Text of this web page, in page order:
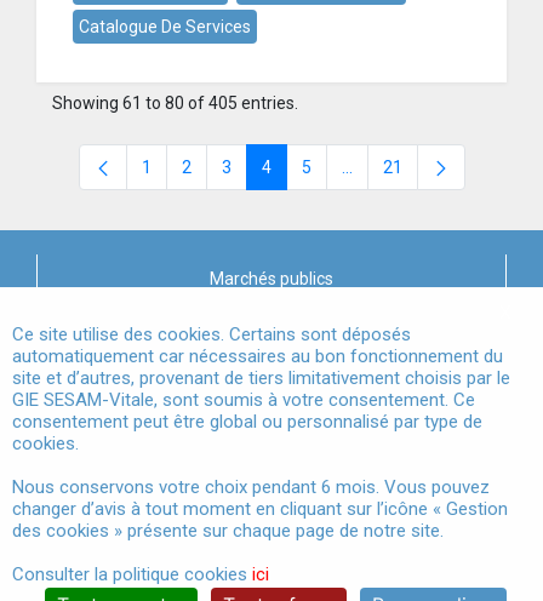
Catalogue De Services
Showing 61 to 80 of 405 entries.
Page
1 Page
2 Page
3 Page
4 Page
5 Intermediate Pages Use
Page
21
Marchés publics
Mentions légales
Conditions Générales d'Utilisation
Données à Caractère Personnel
Accessibilité
Gestion des cookies
Ce site utilise des cookies. Certains sont déposés
automatiquement car nécessaires au bon fonctionnement du
site et d’autres, provenant de tiers limitativement choisis par le
GIE SESAM-Vitale, sont soumis à votre consentement. Ce
consentement peut être global ou personnalisé par type de
cookies.
Nous conservons votre choix pendant 6 mois. Vous pouvez
changer d’avis à tout moment en cliquant sur l’icône « Gestion
des cookies » présente sur chaque page de notre site.
Consulter la politique cookies ici